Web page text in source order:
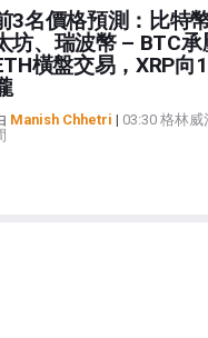
3名價格預測：比特
坊、瑞波幣 – BTC承
橫盤交易，XRP向
Manish Chhetri | 03:30 格林